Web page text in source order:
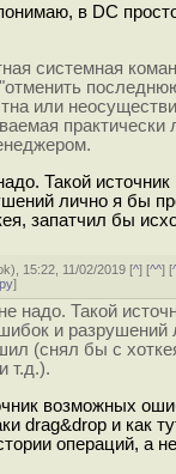
в DC
системная
или
Такой
лично я бы
запатчил бы
), 15:22, 11/02/2019 [^] [^^] [
]
надо. Такой
и разрушений
(снял бы с
т.д.).
возможных
drag&drop и как
операций, а